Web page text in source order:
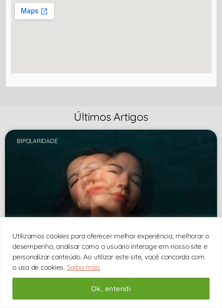
Utilizamos cookies para oferecer melhor experiência, melhorar o
desempenho, analisar como o usuário interage em nosso site e
personalizar conteúdo. Ao utilizar este site, você concorda com
o uso de cookies. Saiba mais
Ok, entendi
Últimos Artigos
BIPOLARIDADE